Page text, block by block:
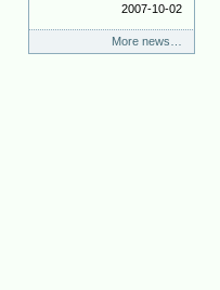
2007-10-02
More news…